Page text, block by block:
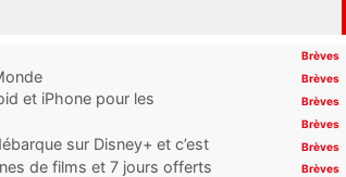
Brèves
Brèves
et iPhone pour les
Brèves
Brèves
sur Disney+ et c’est
Brèves
de films et 7 jours offerts Brèves